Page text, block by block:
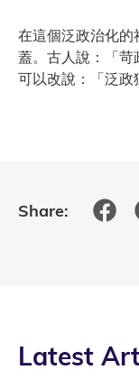
在這個泛政治化的
蓋。古人說：「苛
可以改說：「泛政
Share:
Latest